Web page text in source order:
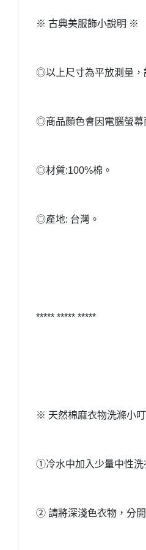
※ 古典美服飾小說明 ※
◎以上尺寸為平放測量，
◎商品顏色會因電腦螢幕
◎材質:100%棉。
◎產地: 台灣。
***** ***** *****
※ 天然棉麻衣物洗滌小
①冷水中加入少量中性洗
② 請將深淺色衣物，分開